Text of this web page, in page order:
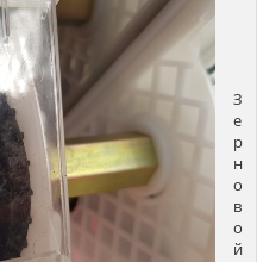
З
е
р
н
о
в
о
й